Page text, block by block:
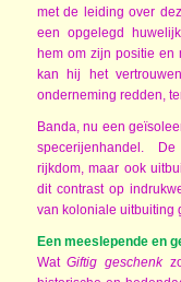
met de leiding over
een opgelegd
hem om zijn positie en
kan hij het
onderneming redden,
Banda, nu een
specerijenhandel.
rijkdom, maar ook
dit contrast op
van koloniale uitbuiting
Een meeslepende en
WatGiftig geschenkzo